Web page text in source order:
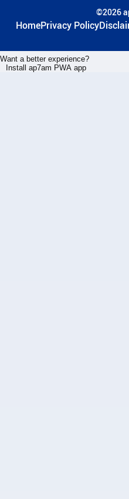
©2026
HomePrivacy Policy
Want a better experience?
Install ap7am PWA app